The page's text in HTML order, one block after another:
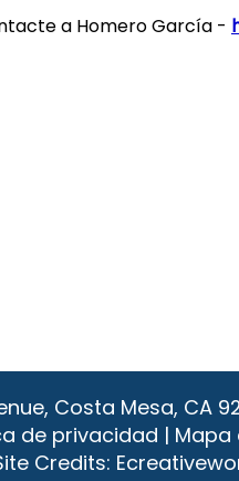
a Homero García -
Costa Mesa, CA
de privacidad | Mapa
Credits: